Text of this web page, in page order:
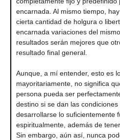
encarnada. Al mismo tiempo,
cierta cantidad de holgura o
encarnada variaciones del
resultados serán mejores que
resultado final general.
Aunque, a mí entender, esto es
mayoritariamente, no significa
persona pueda ser
destino si se dan las
desarrollarse lo suficientemente
espiritualmente, además de
Sin embargo, aún así, nunca